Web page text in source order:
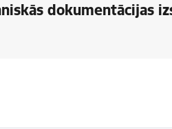
dokumentācijas